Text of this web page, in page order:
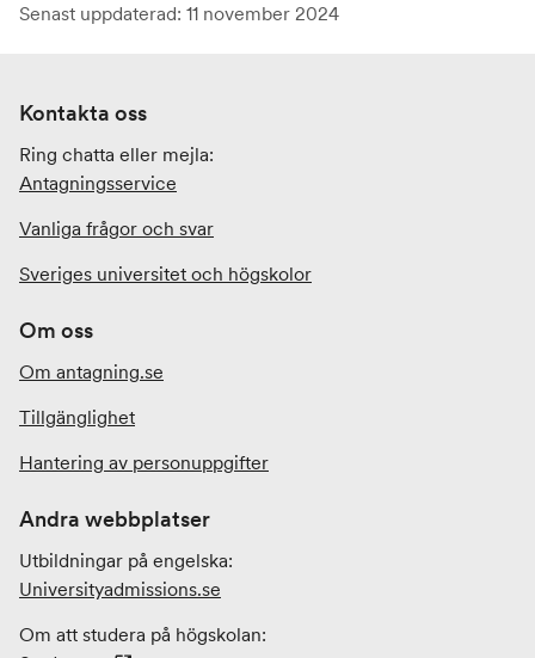
Senast uppdaterad: 11 november 2024
Kontakta oss
Ring chatta eller mejla:
Antagningsservice
Vanliga frågor och svar
Sveriges universitet och högskolor
Om oss
Om antagning.se
Tillgänglighet
Hantering av personuppgifter
Andra webbplatser
Utbildningar på engelska:
Universityadmissions.se
Om att studera på högskolan: